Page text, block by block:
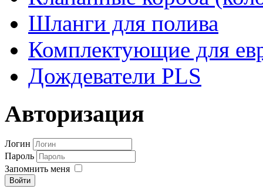
Шланги для полива
Комплектующие для
Дождеватели PLS
Авторизация
Логин
Пароль
Запомнить меня
Войти